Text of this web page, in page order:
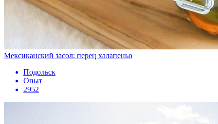
Мексиканский засол: перец халапеньо
Подольск
Опыт
2952